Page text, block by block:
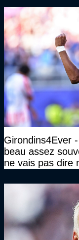
Girondins4Ever
beau assez
ne vais pas dire